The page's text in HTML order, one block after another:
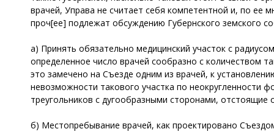
врачей, Управа не считает себя компетентной и, по
проч[ее] подлежат обсуждению Губернского земского
а) Принять обязательно медицинский участок с
определенное число врачей сообразно с количеством
это замечено на Съезде одним из врачей, к
невозможности такового участка по
треугольников с дугообразными сторонами,
б) Местопребывание врачей, как проектировано